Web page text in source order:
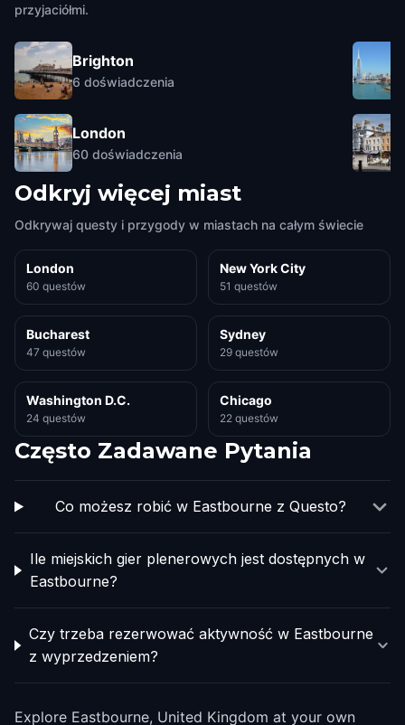
przyjaciółmi.
Brighton
6 doświadczenia
London
60 doświadczenia
Odkryj więcej miast
Odkrywaj questy i przygody w miastach na całym świecie
London
60 questów
New York City
51 questów
Bucharest
47 questów
Sydney
29 questów
Washington D.C.
24 questów
Chicago
22 questów
Często Zadawane Pytania
Co możesz robić w Eastbourne z Questo?
Ile miejskich gier plenerowych jest dostępnych w
Eastbourne?
Czy trzeba rezerwować aktywność w Eastbourne
z wyprzedzeniem?
Explore Eastbourne, United Kingdom at your own